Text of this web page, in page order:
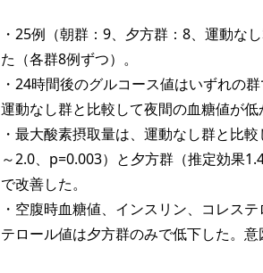
・25例（朝群：9、夕方群：8、運動な
た（各群8例ずつ）。
・24時間後のグルコース値はいずれの
運動なし群と比較して夜間の血糖値が
・最大酸素摂取量は、運動なし群と比
～2.0、p=0.003）と夕方群（推定効果
で改善した。
・空腹時血糖値、インスリン、コレス
テロール値は夕方群のみで低下した。意